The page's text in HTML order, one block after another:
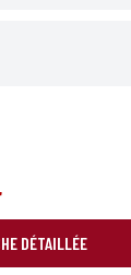
DÉTAILLÉE